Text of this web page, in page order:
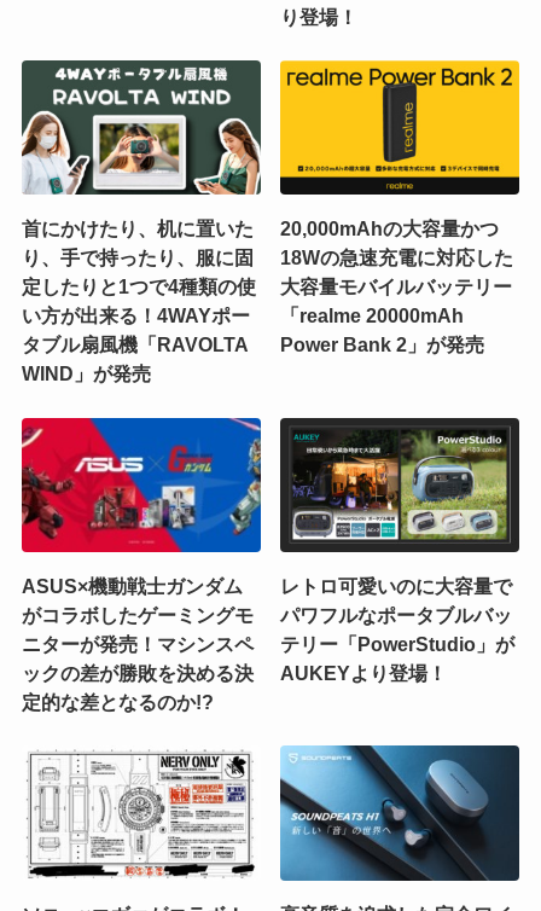
り登場！
首にかけたり、机に置いた
り、手で持ったり、服に固
定したりと1つで4種類の使
い方が出来る！4WAYポー
タブル扇風機「RAVOLTA
WIND」が発売
20,000mAhの大容量かつ
18Wの急速充電に対応した
大容量モバイルバッテリー
「realme 20000mAh
Power Bank 2」が発売
ASUS×機動戦士ガンダム
がコラボしたゲーミングモ
ニターが発売！マシンスペ
ックの差が勝敗を決める決
定的な差となるのか!?
レトロ可愛いのに大容量で
パワフルなポータブルバッ
テリー「PowerStudio」が
AUKEYより登場！